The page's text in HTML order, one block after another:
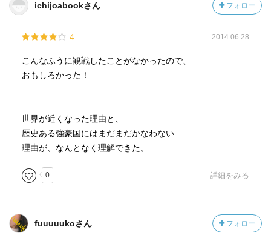
ichijoabookさん フォロー
4 2014.06.28
こんなふうに観戦したことがなかったので、
おもしろかった！
世界が近くなった理由と、
歴史ある強豪国にはまだまだかなわない
理由が、なんとなく理解できた。
0 詳細をみる
fuuuuukoさん フォロー